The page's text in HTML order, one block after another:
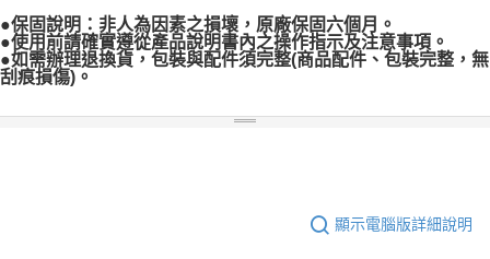
●保固說明：非人為因素之損壞，原廠保固六個月。
●使用前請確實遵從產品說明書內之操作指示及注意事項。
●如需辦理退換貨，包裝與配件須完整(商品配件、包裝完整，無
刮痕損傷)。
顯示電腦版詳細說明